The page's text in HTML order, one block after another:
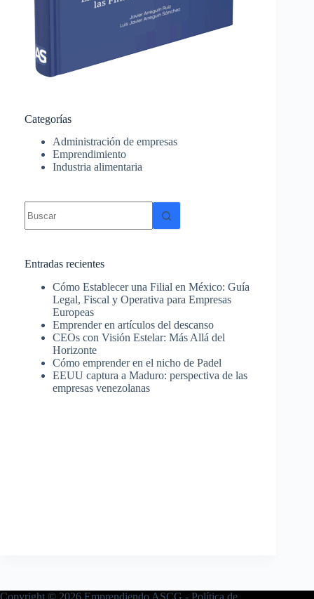
Categorías
Administración de empresas
Emprendimiento
Industria alimentaria
resultados
Entradas recientes
Cómo Establecer una Filial en México: Guía
Legal, Fiscal y Operativa para Empresas
Europeas
Emprender en artículos del descanso
CEOs con Visión Estelar: Más Allá del
Horizonte
Cómo emprender en el nicho de Padel
EEUU captura a Maduro: perspectiva de las
empresas venezolanas